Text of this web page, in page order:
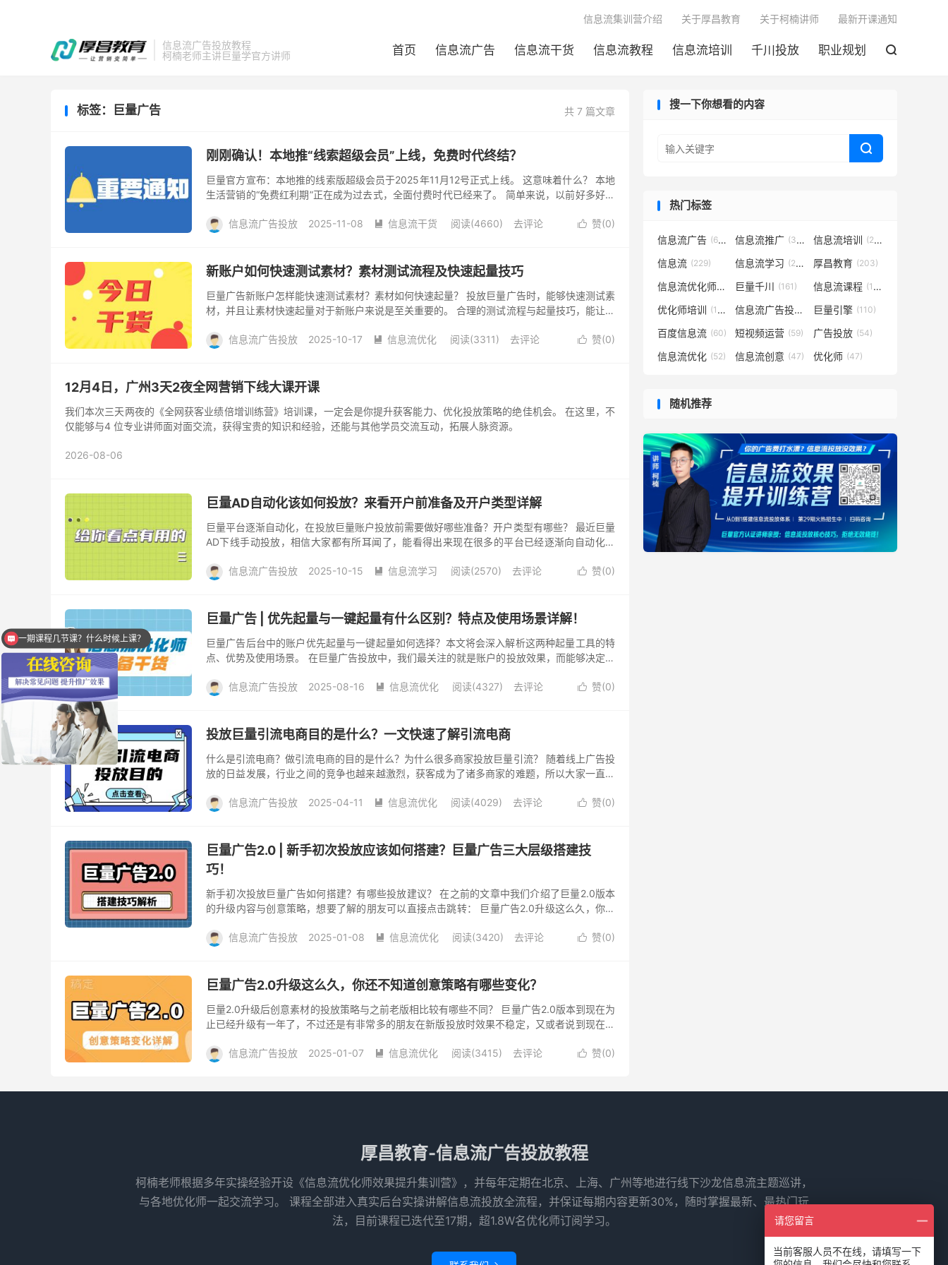
信息流广告投放教程
柯楠老师主讲巨量学官方讲师
首页 信息流广告 信息流干货 信息流教程 信息流培训 千川投放 职业规划 
信息流集训营介绍 关于厚昌教育 关于柯楠讲师 最新开课通知
共 7 篇文章
标签：巨量广告
刚刚确认！本地推“线索超级会员”上线，免费时代终结？
巨量官方宣布：本地推的线索版超级会员于2025年11月12号正式上线。 这意味着什么？ 本地
生活营销的“免费红利期”正在成为过去式，全面付费时代已经来了。 简单来说，以前好多好用
 赞(0)
信息流广告投放 2025-11-08  信息流干货 阅读(4660) 去评论
新账户如何快速测试素材？素材测试流程及快速起量技巧
巨量广告新账户怎样能快速测试素材？素材如何快速起量？ 投放巨量广告时，能够快速测试素
材，并且让素材快速起量对于新账户来说是至关重要的。 合理的测试流程与起量技巧，能让新
 赞(0)
信息流广告投放 2025-10-17  信息流优化 阅读(3311) 去评论
12月4日，广州3天2夜全网营销下线大课开课
我们本次三天两夜的《全网获客业绩倍增训练营》培训课，一定会是你提升获客能力、优化投放策略的绝佳机会。 在这里，不
仅能够与4 位专业讲师面对面交流，获得宝贵的知识和经验，还能与其他学员交流互动，拓展人脉资源。
2026-08-06
巨量AD自动化该如何投放？来看开户前准备及开户类型详解
巨量平台逐渐自动化，在投放巨量账户投放前需要做好哪些准备？开户类型有哪些？ 最近巨量
AD下线手动投放，相信大家都有所耳闻了，能看得出来现在很多的平台已经逐渐向自动化发
 赞(0)
信息流广告投放 2025-10-15  信息流学习 阅读(2570) 去评论
巨量广告 | 优先起量与一键起量有什么区别？特点及使用场景详解！
巨量广告后台中的账户优先起量与一键起量如何选择？本文将会深入解析这两种起量工具的特
点、优势及使用场景。 在巨量广告投放中，我们最关注的就是账户的投放效果，而能够决定账
 赞(0)
信息流广告投放 2025-08-16  信息流优化 阅读(4327) 去评论
投放巨量引流电商目的是什么？一文快速了解引流电商
什么是引流电商？做引流电商的目的是什么？为什么很多商家投放巨量引流？ 随着线上广告投
放的日益发展，行业之间的竞争也越来越激烈，获客成为了诸多商家的难题，所以大家一直在
 赞(0)
信息流广告投放 2025-04-11  信息流优化 阅读(4029) 去评论
巨量广告2.0 | 新手初次投放应该如何搭建？巨量广告三大层级搭建技
巧！
新手初次投放巨量广告如何搭建？有哪些投放建议？ 在之前的文章中我们介绍了巨量2.0版本
的升级内容与创意策略，想要了解的朋友可以直接点击跳转： 巨量广告2.0升级这么久，你还
 赞(0)
信息流广告投放 2025-01-08  信息流优化 阅读(3420) 去评论
巨量广告2.0升级这么久，你还不知道创意策略有哪些变化？
巨量2.0升级后创意素材的投放策略与之前老版相比较有哪些不同？ 巨量广告2.0版本到现在为
止已经升级有一年了，不过还是有非常多的朋友在新版投放时效果不稳定，又或者说到现在还
 赞(0)
信息流广告投放 2025-01-07  信息流优化 阅读(3415) 去评论
搜一下你想看的内容

热门标签
信息流广告 (683) 信息流推广 (301) 信息流培训 (252)
信息流 (229) 信息流学习 (221) 厚昌教育 (203)
信息流优化师(182)巨量千川 (161) 信息流课程 (152)
优化师培训 (133) 信息流广告投放 (127)
巨量引擎 (110)
百度信息流 (60) 短视频运营 (59) 广告投放 (54)
信息流优化 (52) 信息流创意 (47) 优化师 (47)
随机推荐
厚昌教育-信息流广告投放教程
柯楠老师根据多年实操经验开设《信息流优化师效果提升集训营》，并每年定期在北京、上海、广州等地进行线下沙龙信息流主题巡讲，
与各地优化师一起交流学习。 课程全部进入真实后台实操讲解信息流投放全流程，并保证每期内容更新30%，随时掌握最新、最热门玩
法，目前课程已迭代至17期，超1.8W名优化师订阅学习。
学完后能提升效果吗？
请您留言
当前客服人员不在线，请填写一下